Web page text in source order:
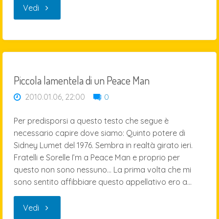
Vedi "Denuncia
Procura:
sono
passati
2
anni"
Piccola lamentela di un Peace Man
2010.01.06, 22:00 0
Per predisporsi a questo testo che segue è
necessario capire dove siamo: Quinto potere di
Sidney Lumet del 1976. Sembra in realtà girato ieri.
Fratelli e Sorelle I’m a Peace Man e proprio per
questo non sono nessuno… La prima volta che mi
sono sentito affibbiare questo appellativo ero a…
Vedi "Piccola